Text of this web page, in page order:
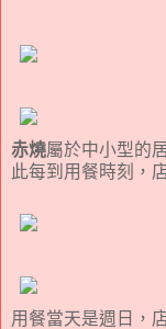
赤燒屬於中小型的
此每到用餐時刻，
用餐當天是週日，